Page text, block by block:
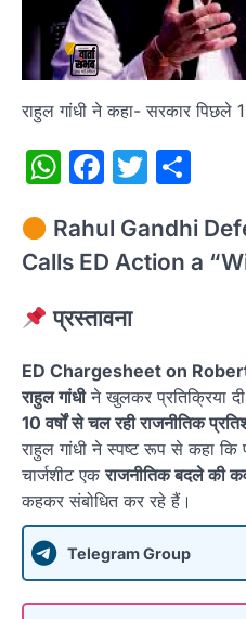
राहुल गांधी ने कहा- सरकार पिछले
WhatsApp
Facebook
Twitter
Rahul Gandhi
Calls ED Action a
प्रस्तावना
ED Chargesheet on
राहुल गांधीने खुलकर प्रतिक्रिया दी
10 वर्षों से चल रही राजनीतिक
राहुल गांधी ने स्पष्ट रूप से कहा कि
चार्जशीट एकराजनीतिक बदले की
कहकर संबोधित कर रहे हैं।
Telegram Group